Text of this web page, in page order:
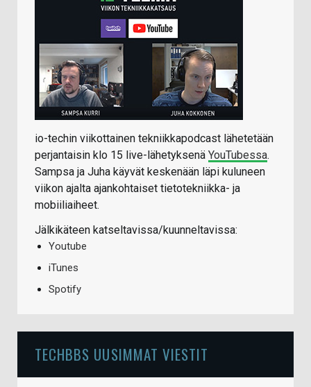
io-techin viikottainen tekniikkapodcast lähetetään
perjantaisin klo 15 live-lähetyksenä YouTubessa.
Sampsa ja Juha käyvät keskenään läpi kuluneen
viikon ajalta ajankohtaiset tietotekniikka- ja
mobiiliaiheet.
Jälkikäteen katseltavissa/kuunneltavissa:
Youtube
iTunes
Spotify
TECHBBS UUSIMMAT VIESTIT